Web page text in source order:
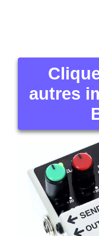
autres